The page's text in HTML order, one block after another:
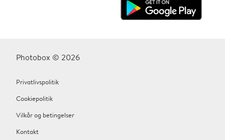
Photobox © 2026
Privatlivspolitik
Cookiepolitik
Vilkår og betingelser
Kontakt